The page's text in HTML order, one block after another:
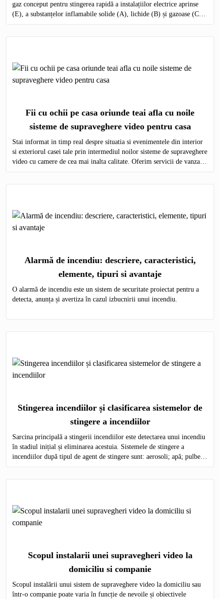
gaz conceput pentru stingerea rapidă a instalațiilor electrice aprinse
(E), a substanțelor inflamabile solide (A), lichide (B) și gazoase (C)
pe întregul volum al obiectului protejat.
Fii cu ochii pe casa oriunde teai afla cu noile
sisteme de supraveghere video pentru casa
Stai informat in timp real despre situatia si evenimentele din interior
si exteriorul casei tale prin intermediul noilor sisteme de supraveghere
video cu camere de cea mai inalta calitate. Oferim servicii de vanzare
si montare a echipamentelor de monitorizare video in toata Moldova.
Alarmă de incendiu: descriere, caracteristici,
elemente, tipuri si avantaje
O alarmă de incendiu este un sistem de securitate proiectat pentru a
detecta, anunța și avertiza în cazul izbucnirii unui incendiu.
Stingerea incendiilor și clasificarea sistemelor de
stingere a incendiilor
Sarcina principală a stingerii incendiilor este detectarea unui incendiu
în stadiul inițial și eliminarea acestuia. Sistemele de stingere a
incendiilor după tipul de agent de stingere sunt: aerosoli; apă; pulbere;
gaz; spumă.
Scopul instalarii unei supravegheri video la
domiciliu si companie
Scopul instalării unui sistem de supraveghere video la domiciliu sau
într-o companie poate varia în funcție de nevoile și obiectivele